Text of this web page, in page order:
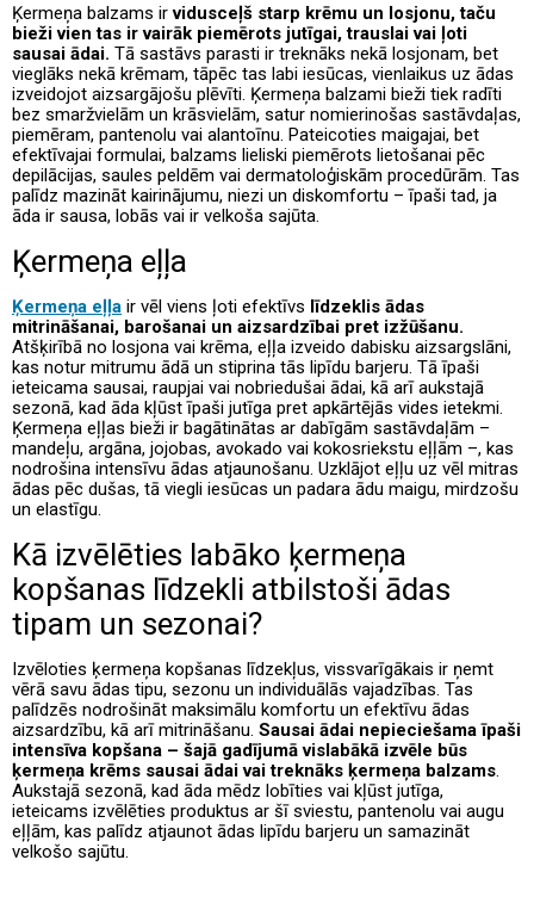
Ķermeņa balzams irvidusceļš starp krēmu un losjonu, taču
bieži vien tas ir vairāk piemērots jutīgai, trauslai vai ļoti
sausai ādai. Tā sastāvs parasti ir treknāks nekā losjonam, bet
vieglāks nekā krēmam, tāpēc tas labi iesūcas, vienlaikus uz ādas
izveidojot aizsargājošu plēvīti. Ķermeņa balzami bieži tiek radīti
bez smaržvielām un krāsvielām, satur nomierinošas sastāvdaļas,
piemēram, pantenolu vai alantoīnu. Pateicoties maigajai, bet
efektīvajai formulai, balzams lieliski piemērots lietošanai pēc
depilācijas, saules peldēm vai dermatoloģiskām procedūrām. Tas
palīdz mazināt kairinājumu, niezi un diskomfortu – īpaši tad, ja
āda ir sausa, lobās vai ir velkoša sajūta.
Ķermeņa eļļa
Ķermeņa eļļa ir vēl viens ļoti efektīvs līdzeklis ādas
mitrināšanai, barošanai un aizsardzībai pret izžūšanu.
Atšķirībā no losjona vai krēma, eļļa izveido dabisku aizsargslāni,
kas notur mitrumu ādā un stiprina tās lipīdu barjeru. Tā īpaši
ieteicama sausai, raupjai vai nobriedušai ādai, kā arī aukstajā
sezonā, kad āda kļūst īpaši jutīga pret apkārtējās vides ietekmi.
Ķermeņa eļļas bieži ir bagātinātas ar dabīgām sastāvdaļām –
mandeļu, argāna, jojobas, avokado vai kokosriekstu eļļām –, kas
nodrošina intensīvu ādas atjaunošanu. Uzklājot eļļu uz vēl mitras
ādas pēc dušas, tā viegli iesūcas un padara ādu maigu, mirdzošu
un elastīgu.
Kā izvēlēties labāko ķermeņa
kopšanas līdzekli atbilstoši ādas
tipam un sezonai?
Izvēloties ķermeņa kopšanas līdzekļus, vissvarīgākais ir ņemt
vērā savu ādas tipu, sezonu un individuālās vajadzības. Tas
palīdzēs nodrošināt maksimālu komfortu un efektīvu ādas
aizsardzību, kā arī mitrināšanu. Sausai ādai nepieciešama īpaši
intensīva kopšana – šajā gadījumā vislabākā izvēle būs
ķermeņa krēms sausai ādai vai treknāks ķermeņa balzams
Aukstajā sezonā, kad āda mēdz lobīties vai kļūst jutīga,
ieteicams izvēlēties produktus ar šī sviestu, pantenolu vai augu
eļļām, kas palīdz atjaunot ādas lipīdu barjeru un samazināt
velkošo sajūtu.